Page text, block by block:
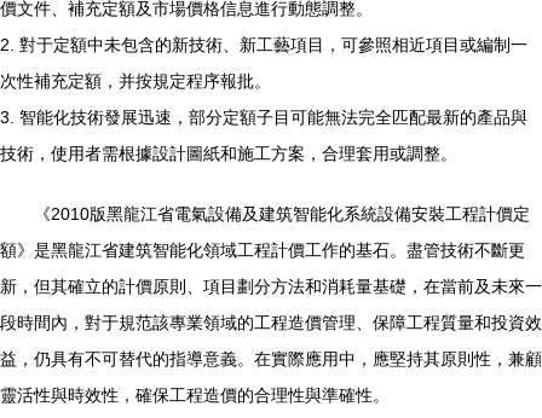
價文件、補充定額及市場價格信息進行動態調整。
2. 對于定額中未包含的新技術、新工藝項目，可參照相近項目或編制一
次性補充定額，并按規定程序報批。
3. 智能化技術發展迅速，部分定額子目可能無法完全匹配最新的產品與
技術，使用者需根據設計圖紙和施工方案，合理套用或調整。
《2010版黑龍江省電氣設備及建筑智能化系統設備安裝工程計價定
額》是黑龍江省建筑智能化領域工程計價工作的基石。盡管技術不斷更
新，但其確立的計價原則、項目劃分方法和消耗量基礎，在當前及未來一
段時間內，對于規范該專業領域的工程造價管理、保障工程質量和投資效
益，仍具有不可替代的指導意義。在實際應用中，應堅持其原則性，兼顧
靈活性與時效性，確保工程造價的合理性與準確性。